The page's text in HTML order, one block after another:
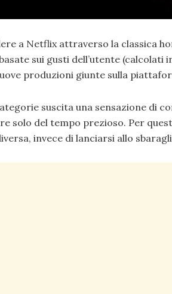
a Netflix attraverso la classica
sui gusti dell’utente (calcolati
produzioni giunte sulla
suscita una sensazione di
solo del tempo prezioso. Per
invece di lanciarsi allo